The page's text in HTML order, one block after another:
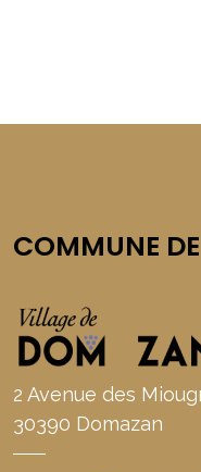
COMMUNE
2 Avenue des
30390 Domazan